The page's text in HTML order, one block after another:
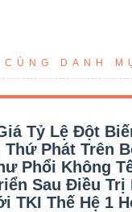
CÙNG DANH
Tỷ Lệ Đột
Thứ Phát Trên
Phổi Không
Sau Điều
TKI Thế Hệ 1